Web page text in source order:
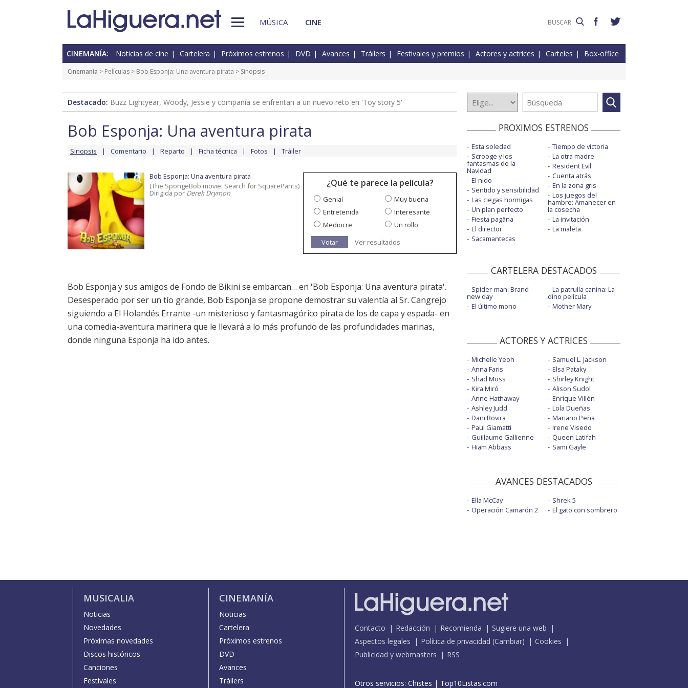
MÚSICA CINE
CINEMANÍA: Noticias de cine Cartelera Próximos estrenos DVD Avances Tráilers Festivales y premios Actores y actrices Carteles Box-office
Cinemanía > Películas > Bob Esponja: Una aventura pirata > Sinopsis
Destacado: Buzz Lightyear, Woody, Jessie y compañía se enfrentan a un nuevo reto en 'Toy story 5'
Bob Esponja: Una aventura pirata
Sinopsis Comentario Reparto Ficha técnica Fotos Tráiler
Bob Esponja: Una aventura pirata
(The SpongeBob movie: Search for SquarePants)
Dirigida por Derek Drymon
¿Qué te parece la película?
Genial
Muy buena
Entretenida
Interesante
Mediocre
Un rollo
Votar
Ver resultados
Bob Esponja y sus amigos de Fondo de Bikini se embarcan… en 'Bob Esponja: Una aventura pirata'.
Desesperado por ser un tío grande, Bob Esponja se propone demostrar su valentía al Sr. Cangrejo
siguiendo a El Holandés Errante -un misterioso y fantasmagórico pirata de los de capa y espada- en
una comedia-aventura marinera que le llevará a lo más profundo de las profundidades marinas,
donde ninguna Esponja ha ido antes.
PROXIMOS ESTRENOS
Esta soledad
Scrooge y los
fantasmas de la
Navidad
El nido
Sentido y sensibilidad
Las ciegas hormigas
Un plan perfecto
Fiesta pagäna
El director
Sacamantecas
Tiempo de victoria
La otra madre
Resident Evil
Cuenta atrás
En la zona gris
Los juegos del
hambre: Amanecer en
la cosecha
La invitación
La maleta
CARTELERA DESTACADOS
Spider-man: Brand
new day
El último mono
La patrulla canina: La
dino película
Mother Mary
ACTORES Y ACTRICES
Michelle Yeoh
Anna Faris
Shad Moss
Kira Miró
Anne Hathaway
Ashley Judd
Dani Rovira
Paul Giamatti
Guillaume Gallienne
Hiam Abbass
Samuel L. Jackson
Elsa Pataky
Shirley Knight
Alison Sudol
Enrique Villén
Lola Dueñas
Mariano Peña
Irene Visedo
Queen Latifah
Sami Gayle
AVANCES DESTACADOS
Ella McCay
Operación Camarón 2
Shrek 5
El gato con sombrero
MUSICALIA
Noticias
Novedades
Próximas novedades
Discos históricos
Canciones
Festivales
CINEMANÍA
Noticias
Cartelera
Próximos estrenos
DVD
Avances
Tráilers
Contacto Redacción Recomienda
Sugiere una web
Aspectos legales
Política de privacidad (Cambiar)
Cookies
Publicidad y webmasters
RSS
Otros servicios: Chistes | Top10Listas.com